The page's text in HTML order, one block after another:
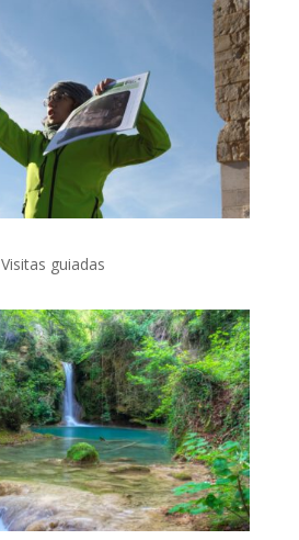
Visitas guiadas